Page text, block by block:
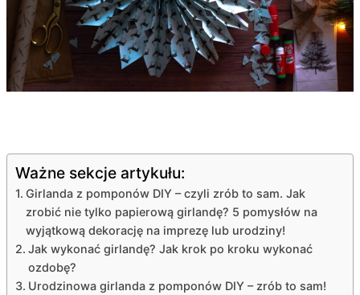
Ważne sekcje artykułu:
Girlanda z pomponów DIY – czyli zrób to sam. Jak
zrobić nie tylko papierową girlandę? 5 pomysłów na
wyjątkową dekorację na imprezę lub urodziny!
Jak wykonać girlandę? Jak krok po kroku wykonać
ozdobę?
Urodzinowa girlanda z pomponów DIY – zrób to sam!